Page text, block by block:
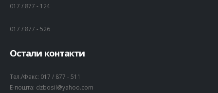
017 / 877 - 124
017 / 877 - 526
Остали контакти
Тел./Факс: 017 / 877 - 511
Е-пошта: dzbosil@yahoo.com